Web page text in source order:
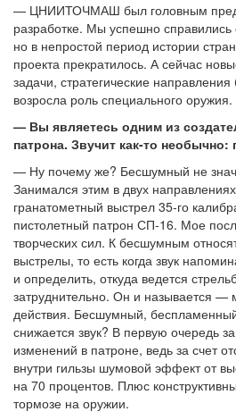
— ЦНИИТОЧМАШ был головным
разработке. Мы успешно справились
но в непростой период истории
проекта прекратилось. А сейчас
задачи, стратегические
возросла роль специального оружия.
— Вы являетесь одним из
патрона. Звучит как-то
— Ну почему же? Бесшумный не
Занимался этим в двух
гранатометный выстрел 35-го
пистолетный патрон СП-16. Мое
творческих сил. К бесшумным
выстрелы, то есть когда звук
и определить, откуда ведется
затруднительно. Он и называется —
действия. Бесшумный,
снижается звук? В первую очередь
изменений в патроне, ведь за счет
внутри гильзы шумовой эффект от
на 70 процентов. Плюс
тормозе на оружии.